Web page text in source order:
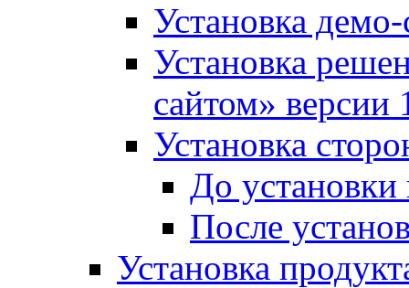
Установка
Установка
сайтом»
Установка
До установки
После
Установка